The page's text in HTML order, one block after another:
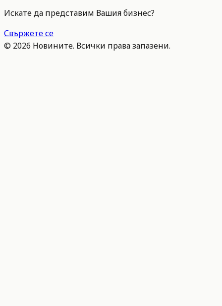
Искате да представим Вашия бизнес?
Свържете се
© 2026 Новините. Всички права запазени.